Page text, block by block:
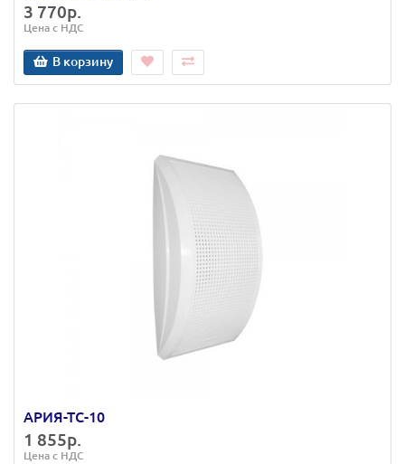
3 770р.
Цена с НДС
В корзину
АРИЯ-ТС-10
1 855р.
Цена с НДС